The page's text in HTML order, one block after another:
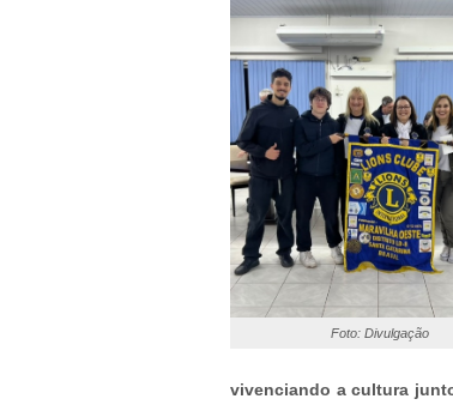
Foto: Divulgação
vivenciando a cultura